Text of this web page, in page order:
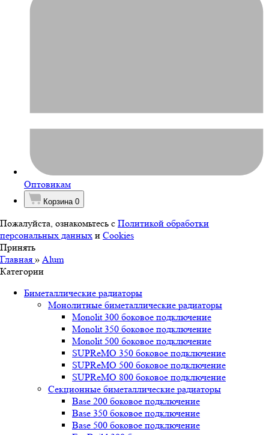
Оптовикам
Корзина 0
Пожалуйста, ознакомьтесь с Политикой обработки
персональных данных и Cookies
Принять
Главная » Alum
Категории
Биметаллические радиаторы
Монолитные биметаллические радиаторы
Mоnоlit 300 боковое подключение
Mоnоlit 350 боковое подключение
Mоnоlit 500 боковое подключение
SUРRеMО 350 боковое подключение
SUРRеMО 500 боковое подключение
SUРRеMО 800 боковое подключение
Секционные биметаллические радиаторы
Base 200 боковое подключение
Base 350 боковое подключение
Base 500 боковое подключение